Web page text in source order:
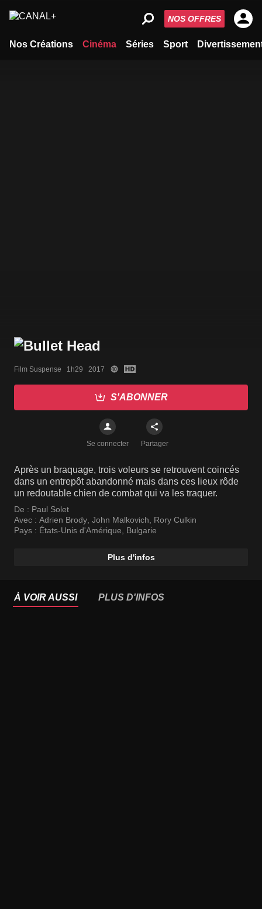
Nos Créations Cinéma Séries Sport
NOS OFFRES
Film Suspense   1h29   2017
S'ABONNER
Se connecter Partager
Après un braquage, trois voleurs se retrouvent coincés
dans un entrepôt abandonné mais dans ces lieux rôde
un redoutable chien de combat qui va les traquer.
De : Paul Solet
Avec : Adrien Brody, John Malkovich, Rory Culkin
Pays : États-Unis d'Amérique, Bulgarie
Plus d'infos
À VOIR AUSSI PLUS D'INFOS